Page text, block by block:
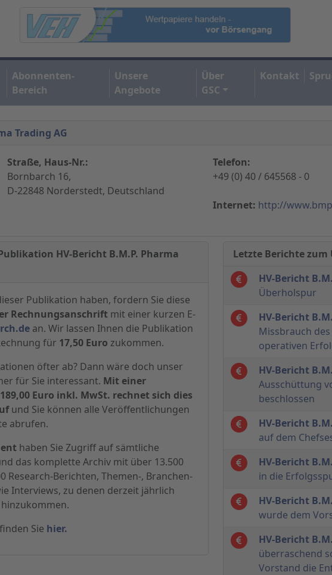
Abonnenten-
Bereich
Unsere
Angebote
Über
GSC
Kontakt
Trading AG
Straße, Haus-Nr.:
Bornbarch 16,
D-22848 Norderstedt, Deutschland
Telefon:
+49 (0) 40 / 645568 - 0
Internet: http://
HV-Bericht B.M.P. Pharma
Publikation haben, fordern Sie diese
Rechnungsanschrift mit einer kurzen E-
an. Wir lassen Ihnen die Publikation
für 17,50 Euro zukommen.
öfter ab? Dann wäre doch unser
für Sie interessant. Mit einer
Euro inkl. MwSt. rechnet sich dies
und Sie können alle Veröffentlichungen
abrufen.
haben Sie Zugriff auf sämtliche
das komplette Archiv mit über 13.500
Research-Berichten, Themen-, Branchen-
Interviews, zu denen derzeit jährlich
Sie hier.
Letzte Berichte
HV-Bericht
Überholspur
HV-Bericht
Missbrauch
operativen
HV-Bericht
Ausschüttung
beschlossen
HV-Bericht
auf dem
HV-Bericht
in die
HV-Bericht
wurde dem
HV-Bericht
überraschend
Vorstand die